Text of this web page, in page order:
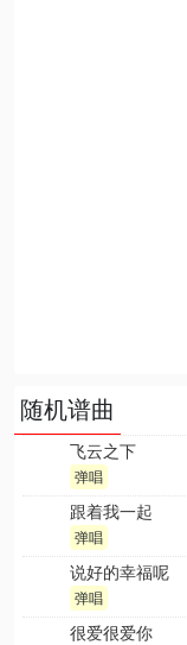
随机谱曲
飞云之下
弹唱
跟着我一起
弹唱
说好的幸福呢
弹唱
很爱很爱你